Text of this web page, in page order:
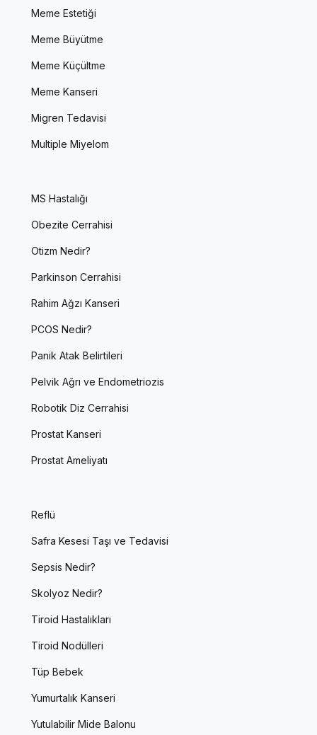
Meme Estetiği
Meme Büyütme
Meme Küçültme
Meme Kanseri
Migren Tedavisi
Multiple Miyelom
MS Hastalığı
Obezite Cerrahisi
Otizm Nedir?
Parkinson Cerrahisi
Rahim Ağzı Kanseri
PCOS Nedir?
Panik Atak Belirtileri
Pelvik Ağrı ve Endometriozis
Robotik Diz Cerrahisi
Prostat Kanseri
Prostat Ameliyatı
Reflü
Safra Kesesi Taşı ve Tedavisi
Sepsis Nedir?
Skolyoz Nedir?
Tiroid Hastalıkları
Tiroid Nodülleri
Tüp Bebek
Yumurtalık Kanseri
Yutulabilir Mide Balonu